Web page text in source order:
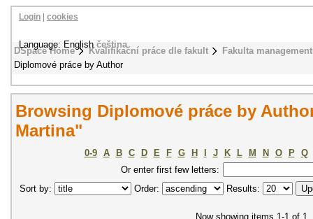
DSpace Home Kvalifikační práce dle fakult
Fakulta
Diplomové práce by Author
Login cookies
Language: Englishčeština
Browsing Diplomové práce by
Martina"
0-9 A B C D E F G H J K L M N O P
Q
Or enter first few letters:
Sort by:
Order: Results:
Now showing items 1-1 of 1